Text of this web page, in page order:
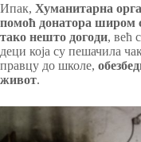
Ипак, Хуманитарна
помоћ донатора широм
тако нешто догоди, већ
деци која су пешачила
правцу до школе,
живот.